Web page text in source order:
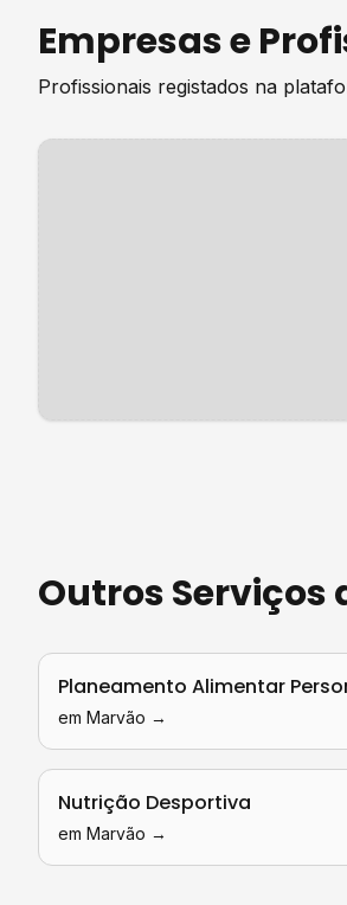
Empresas e
Profissionais registados na
Outros Serviços
Planeamento Alimentar
em Marvão →
Nutrição Desportiva
em Marvão →